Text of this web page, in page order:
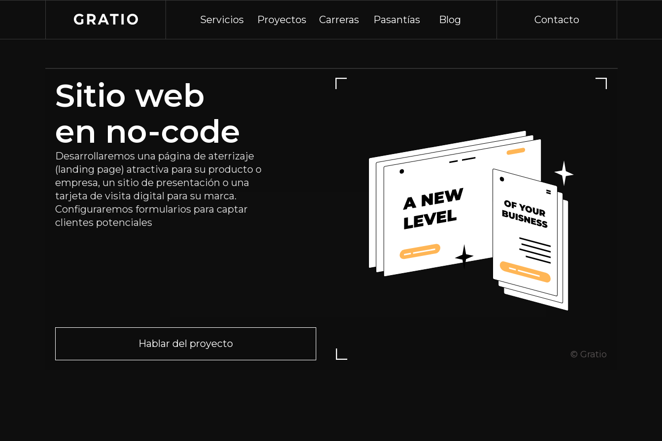
Servicios Proyectos Blog
Carreras Pasantías Contacto
Hablar del proyecto
© Gratio
Sitio web
en no-code
Desarrollaremos una página de aterrizaje
(landing page) atractiva para su producto o
empresa, un sitio de presentación o una
tarjeta de visita digital para su marca.
Configuraremos formularios para captar
clientes potenciales
Proyectos
Gratio.Team — parreras y
EvSpace Blog